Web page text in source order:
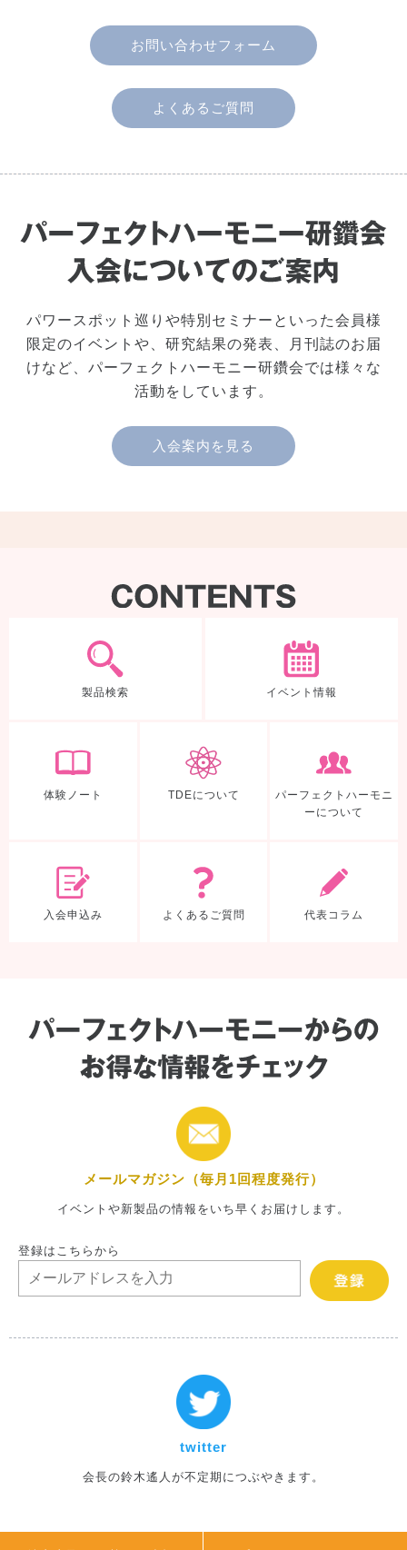
お問い合わせフォーム
よくあるご質問
パワースポット巡りや特別セミナーといった会員様
限定のイベントや、研究結果の発表、月刊誌のお届
けなど、パーフェクトハーモニー研鑽会では様々な
活動をしています。
入会案内を見る
製品検索 イベント情報
体験ノート TDEについて
パーフェクトハーモニ
ーについて
入会申込み よくあるご質問 代表コラム
メールマガジン（毎月1回程度発行）
イベントや新製品の情報をいち早くお届けします。
登録はこちらから
twitter
会長の鈴木遙人が不定期につぶやきます。